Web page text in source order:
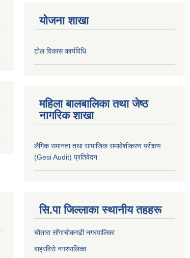
योजना शाखा
टोल विकास कार्यविधि
महिला बालबालिका तथा जेष्ठ
नागरिक शाखा
लैगिक समानता तथा सामाजिक समावेशीकरण परीक्षण
(Gesi Audit) प्रतिवेदन
सि.पा जिल्लाका स्थानीय तहहरू
चाैतारा साँगाचाेकगढी नगरपालिका
बाह्रविसे नगरपालिका